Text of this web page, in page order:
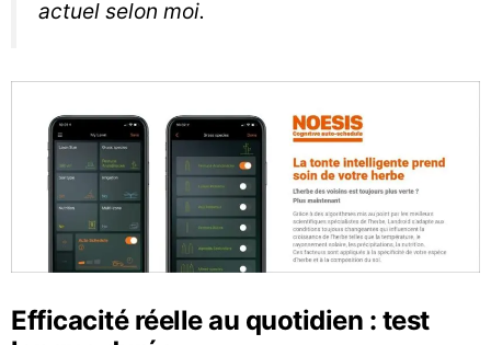
actuel selon moi.
Efficacité réelle au quotidien : test